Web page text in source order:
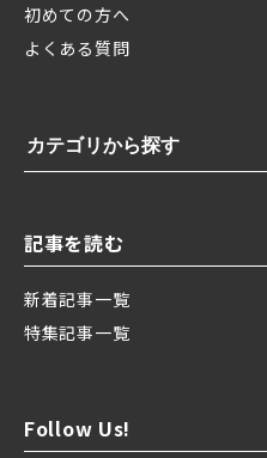
初めての方へ
よくある質問
カテゴリから探す
記事を読む
新着記事一覧
特集記事一覧
Follow Us!